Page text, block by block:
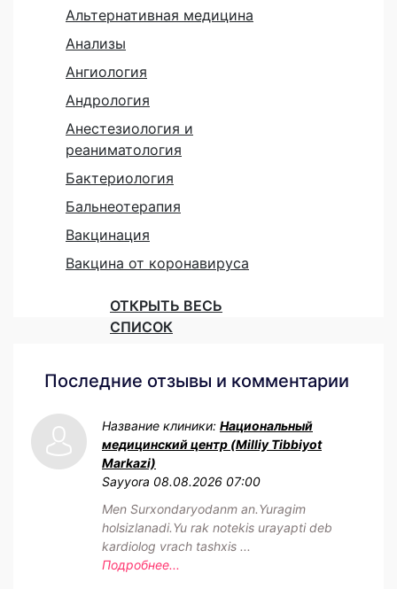
Альтернативная медицина
Анализы
Ангиология
Андрология
Анестезиология и
реаниматология
Бактериология
Бальнеотерапия
Вакцинация
Вакцина от коронавируса
ОТКРЫТЬ ВЕСЬ
СПИСОК
Последние отзывы и комментарии
Название клиники: Национальный
медицинский центр (Milliy Tibbiyot
Markazi)
Sayyora 08.08.2026 07:00
Men Surxondaryodanm an.Yuragim
holsizlanadi.Yu rak notekis urayapti deb
kardiolog vrach tashxis ...
Подробнее...